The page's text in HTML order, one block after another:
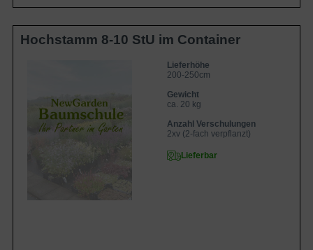
Hochstamm 8-10 StU im Container
Lieferhöhe
200-250cm
Gewicht
ca. 20 kg
Anzahl Verschulungen
2xv (2-fach verpflanzt)
Lieferbar